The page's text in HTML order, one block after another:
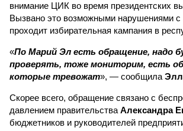
внимание ЦИК во время президентских
Вызвано это возможными нарушениями с
проходит избирательная кампания в
«По Марий Эл есть обращение, надо
проверять, тоже мониторим, есть
которые тревожат», — сообщила
Скорее всего, обращение связано с
давлением правительства Александра
бюджетников и руководителей